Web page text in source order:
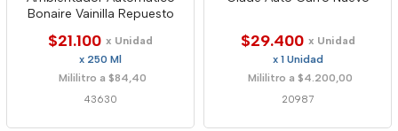
Bonaire Vainilla Repuesto
$21.100 x Unidad
x 250 Ml
Mililitro a $84,40
43630
$29.400 x Unidad
x 1 Unidad
Mililitro a $4.200,00
20987